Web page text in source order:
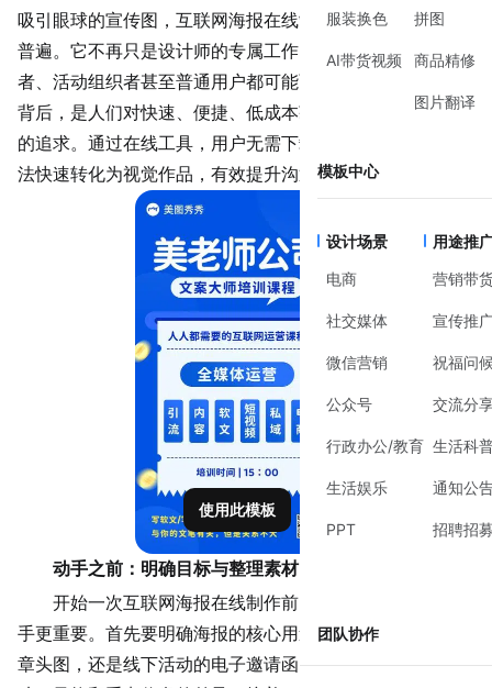
服装换色
AI带货视频
拼图
商品精修
图片翻译
模板中心
设计场景
电商
社交媒体
微信营销
公众号
行政办公/教育
生活娱乐
PPT
用途推
营销带
宣传推
祝福问
交流分
生活科
通知公
招聘招
团队协作
吸引眼球的宣传图， 互联网海报在线制作的需求都变得日益
普遍。它不再只是设计师的专属工作，而是每个内容创作
者、活动组织者甚至普通用户都可能面临的场景。这种需求
背后，是人们对快速、便捷、低成本获取专业视觉表达方式
的追求。通过在线工具，用户无需下载复杂软件，就能将想
法快速转化为视觉作品，有效提升沟通效率和专业形象。
使用此模板
动手之前：明确目标与整理素材
开始一次互联网海报在线制作前，清晰的规划比直接动
手更重要。首先要明确海报的核心用途：它是用于公众号文
章头图，还是线下活动的电子邀请函？不同的场景决定了尺